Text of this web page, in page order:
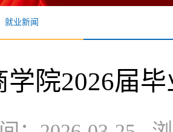
就业新闻
学院2026届